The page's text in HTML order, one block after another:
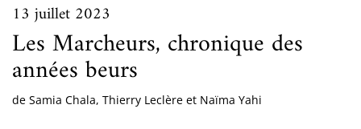
13 juillet 2023
Les Marcheurs, chronique des
années beurs
de Samia Chala, Thierry Leclère et Naïma Yahi